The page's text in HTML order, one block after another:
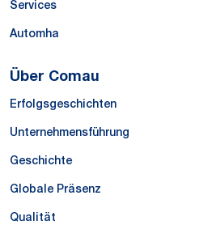
Services
Automha
Über Comau
Erfolgsgeschichten
Unternehmensführung
Geschichte
Globale Präsenz
Qualität